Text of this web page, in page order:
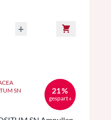
+
21 %
gespart 4